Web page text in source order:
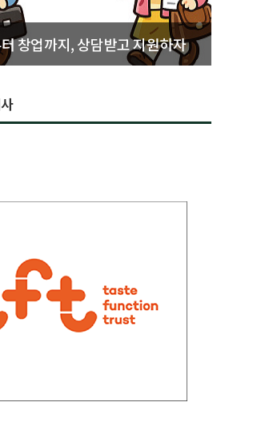
창업까지, 상담받고 지원하자